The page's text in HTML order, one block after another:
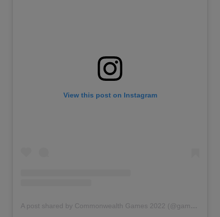
View this post on Instagram
A post shared by Commonwealth Games 2022 (@gamescommonwealth)